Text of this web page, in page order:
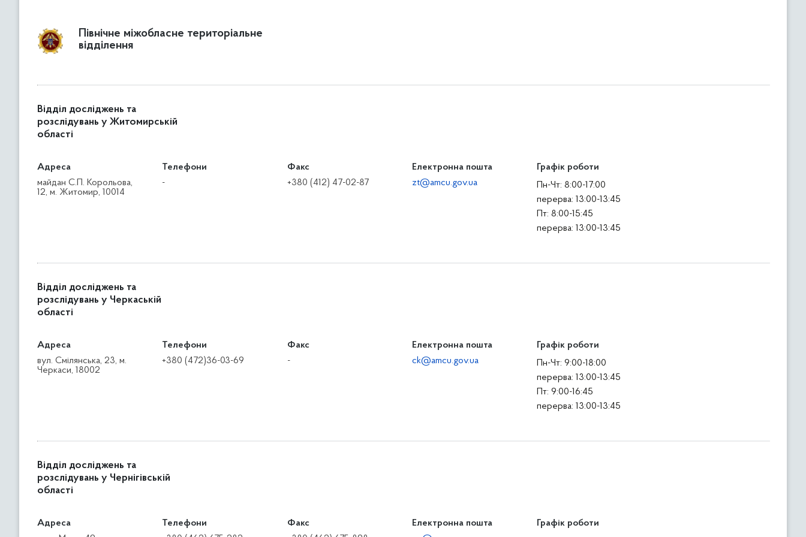
Північне міжобласне територіальне
відділення
Відділ досліджень та
розслідувань у Житомирській
області
Адреса
майдан С.П. Корольова,
12, м. Житомир, 10014
Телефони
-
Факс
+380 (412) 47-02-87
Електронна пошта
zt@amcu.gov.ua
Графік роботи
Пн-Чт: 8:00-17:00
перерва: 13:00-13:45
Пт: 8:00-15:45
перерва: 13:00-13:45
Відділ досліджень та
розслідувань у Черкаській
області
Адреса
вул. Смілянська, 23, м.
Черкаси, 18002
Телефони
+380 (472)36-03-69
Факс
-
Електронна пошта
ck@amcu.gov.ua
Графік роботи
Пн-Чт: 9:00-18:00
перерва: 13:00-13:45
Пт: 9:00-16:45
перерва: 13:00-13:45
Відділ досліджень та
розслідувань у Чернігівській
області
Адреса
Телефони
Факс
Електронна пошта
Графік роботи